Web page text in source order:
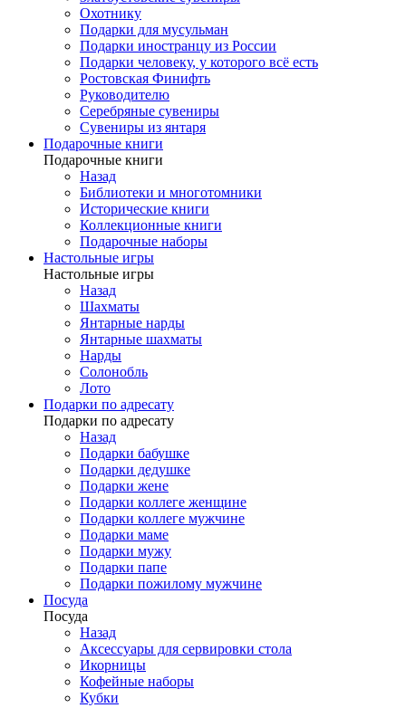
Охотнику
Подарки для мусульман
Подарки иностранцу из России
Подарки человеку, у которого всё есть
Ростовская Финифть
Руководителю
Серебряные сувениры
Сувениры из янтаря
Подарочные книги
Подарочные книги
Назад
Библиотеки и многотомники
Исторические книги
Коллекционные книги
Подарочные наборы
Настольные игры
Настольные игры
Назад
Шахматы
Янтарные нарды
Янтарные шахматы
Нарды
Солонобль
Лото
Подарки по адресату
Подарки по адресату
Назад
Подарки бабушке
Подарки дедушке
Подарки жене
Подарки коллеге женщине
Подарки коллеге мужчине
Подарки маме
Подарки мужу
Подарки папе
Подарки пожилому мужчине
Посуда
Посуда
Назад
Аксессуары для сервировки стола
Икорницы
Кофейные наборы
Кубки